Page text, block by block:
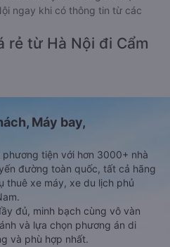
ngay khi có thông tin từ các
rẻ từ Hà Nội đi Cẩm
Máy bay,
tiện với hơn 3000+ nhà
đường toàn quốc, tất cả hãng
thuê xe máy, xe du lịch phủ
đủ, minh bạch cùng vô vàn
và lựa chọn phương án di
và phù hợp nhất.